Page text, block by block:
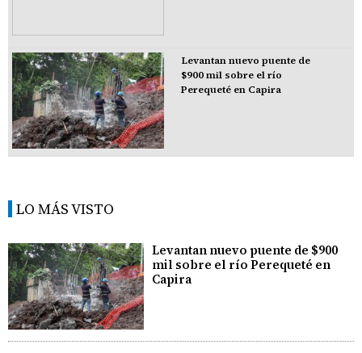
Levantan nuevo puente de
$900 mil sobre el río
Perequeté en Capira
LO MÁS VISTO
Levantan nuevo puente de $900
mil sobre el río Perequeté en
Capira